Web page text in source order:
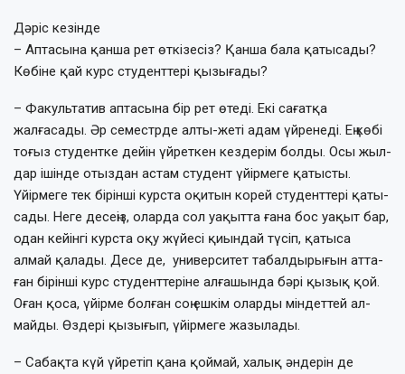
Дәріс кезінде
– Аптасына қанша рет өткізесіз? Қан­ша бала қатысады?
Көбіне қай курс студенттері қызығады?
– Факультатив аптасына бір рет өтеді. Екі сағатқа
жалғасады. Әр семестрде алты-жеті адам үйренеді. Ең көбі
тоғыз студент­ке дейін үйреткен кездерім болды. Осы жыл­
дар ішінде отыздан астам студент үйір­­­меге қатысты.
Үйірмеге тек бірінші курс­та оқитын корей студенттері қаты­
са­ды. Неге десеңіз, оларда сол уақытта ғана бос уақыт бар,
одан кейінгі курста оқу жүйе­­­сі қиындай түсіп, қатыса
алмай қала­ды. Десе де, университет табалдырығын ат­та­
ған бірінші курс студенттеріне алға­шын­­да бәрі қызық қой.
Оған қоса, үйірме бол­­ған соң ешкім оларды міндеттей ал­
май­ды. Өздері қызығып, үйірмеге жазы­ла­ды.
– Сабақта күй үйретіп қана қой­май, халық әндерін де